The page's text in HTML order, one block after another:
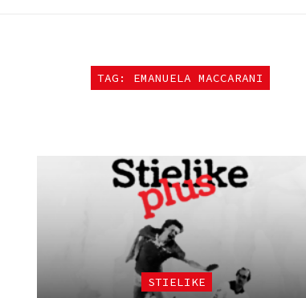
TAG: EMANUELA MACCARANI
STIELIKE